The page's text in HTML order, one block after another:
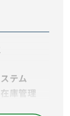
テム
庫管理